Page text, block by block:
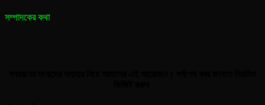
সম্পাদকের কথা